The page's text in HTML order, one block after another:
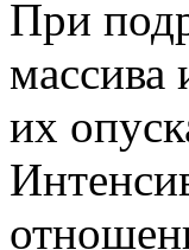
При
массива
их